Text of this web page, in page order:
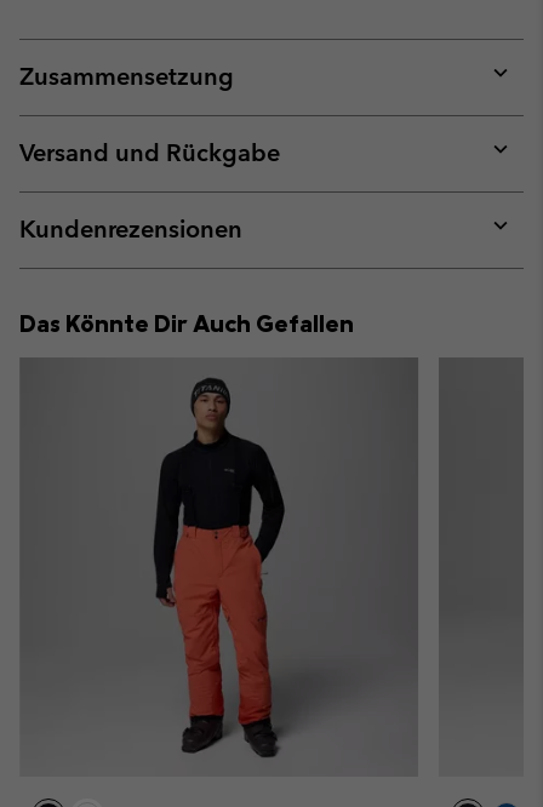
Zusammensetzung
or
Versand und Rückgabe
or
Kundenrezensionen
or
Das Könnte Dir Auch Gefallen